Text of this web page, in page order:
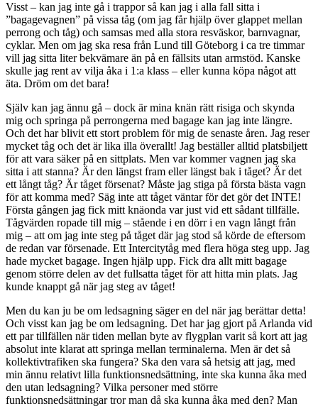
Visst – kan jag inte gå i trappor så kan jag i alla fall sitta i
”bagagevagnen” på vissa tåg (om jag får hjälp över glappet mellan
perrong och tåg) och samsas med alla stora resväskor, barnvagnar,
cyklar. Men om jag ska resa från Lund till Göteborg i ca tre timmar
vill jag sitta liter bekvämare än på en fällsits utan armstöd. Kanske
skulle jag rent av vilja åka i 1:a klass – eller kunna köpa något att
äta. Dröm om det bara!
Själv kan jag ännu gå – dock är mina knän rätt risiga och skynda
mig och springa på perrongerna med bagage kan jag inte längre.
Och det har blivit ett stort problem för mig de senaste åren. Jag reser
mycket tåg och det är lika illa överallt! Jag beställer alltid platsbiljett
för att vara säker på en sittplats. Men var kommer vagnen jag ska
sitta i att stanna? Är den längst fram eller längst bak i tåget? Är det
ett långt tåg? Är tåget försenat? Måste jag stiga på första bästa vagn
för att komma med? Säg inte att tåget väntar för det gör det INTE!
Första gången jag fick mitt knäonda var just vid ett sådant tillfälle.
Tågvärden ropade till mig – stående i en dörr i en vagn långt från
mig – att om jag inte steg på tåget där jag stod så körde de eftersom
de redan var försenade. Ett Intercitytåg med flera höga steg upp. Jag
hade mycket bagage. Ingen hjälp upp. Fick dra allt mitt bagage
genom större delen av det fullsatta tåget för att hitta min plats. Jag
kunde knappt gå när jag steg av tåget!
Men du kan ju be om ledsagning säger en del när jag berättar detta!
Och visst kan jag be om ledsagning. Det har jag gjort på Arlanda vid
ett par tillfällen när tiden mellan byte av flygplan varit så kort att jag
absolut inte klarat att springa mellan terminalerna. Men är det så
kollektivtrafiken ska fungera? Ska den vara så hetsig att jag, med
min ännu relativt lilla funktionsnedsättning, inte ska kunna åka med
den utan ledsagning? Vilka personer med större
funktionsnedsättningar tror man då ska kunna åka med den? Man